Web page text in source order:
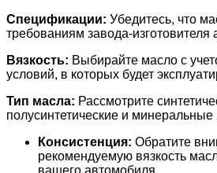
Спецификации: Убедитесь, что
требованиям завода-изготовителя
Вязкость: Выбирайте масло с
условий, в которых будет
Тип масла: Рассмотрите
полусинтетические и
Консистенция: Обратите
рекомендуемую вязкость
вашего автомобиля.